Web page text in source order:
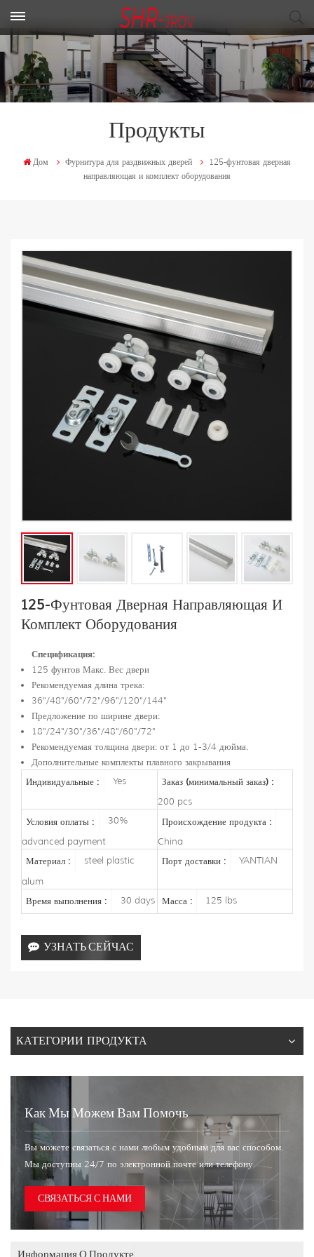
Продукты
Дом Фурнитура для раздвижных дверей
125-фунтовая дверная
направляющая и комплект оборудования
125-Фунтовая Дверная Направляющая И
Комплект Оборудования
Спецификация:
125 фунтов Макс. Вес двери
Рекомендуемая длина трека:
36"/48"/60"/72"/96"/120"/144"
Предложение по ширине двери:
18"/24"/30"/36"/48"/60"/72"
Рекомендуемая толщина двери: от 1 до 1-3/4 дюйма.
Дополнительные комплекты плавного закрывания
Индивидуальные : Yes Заказ (минимальный заказ) :
200 pcs
Условия оплаты :
30%
advanced payment
Происхождение продукта :
China
Материал :
steel plastic
alum
Порт доставки : YANTIAN
Время выполнения : 30 days Масса : 125 lbs
УЗНАТЬ СЕЙЧАС
КАТЕГОРИИ ПРОДУКТА
Как Мы Можем Вам Помочь
Вы можете связаться с нами любым удобным для вас способом.
Мы доступны 24/7 по электронной почте или телефону.
СВЯЗАТЬСЯ С НАМИ